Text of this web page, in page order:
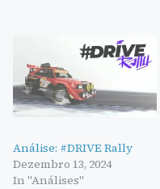
Análise: #DRIVE Rally
Dezembro 13, 2024
In "Análises"